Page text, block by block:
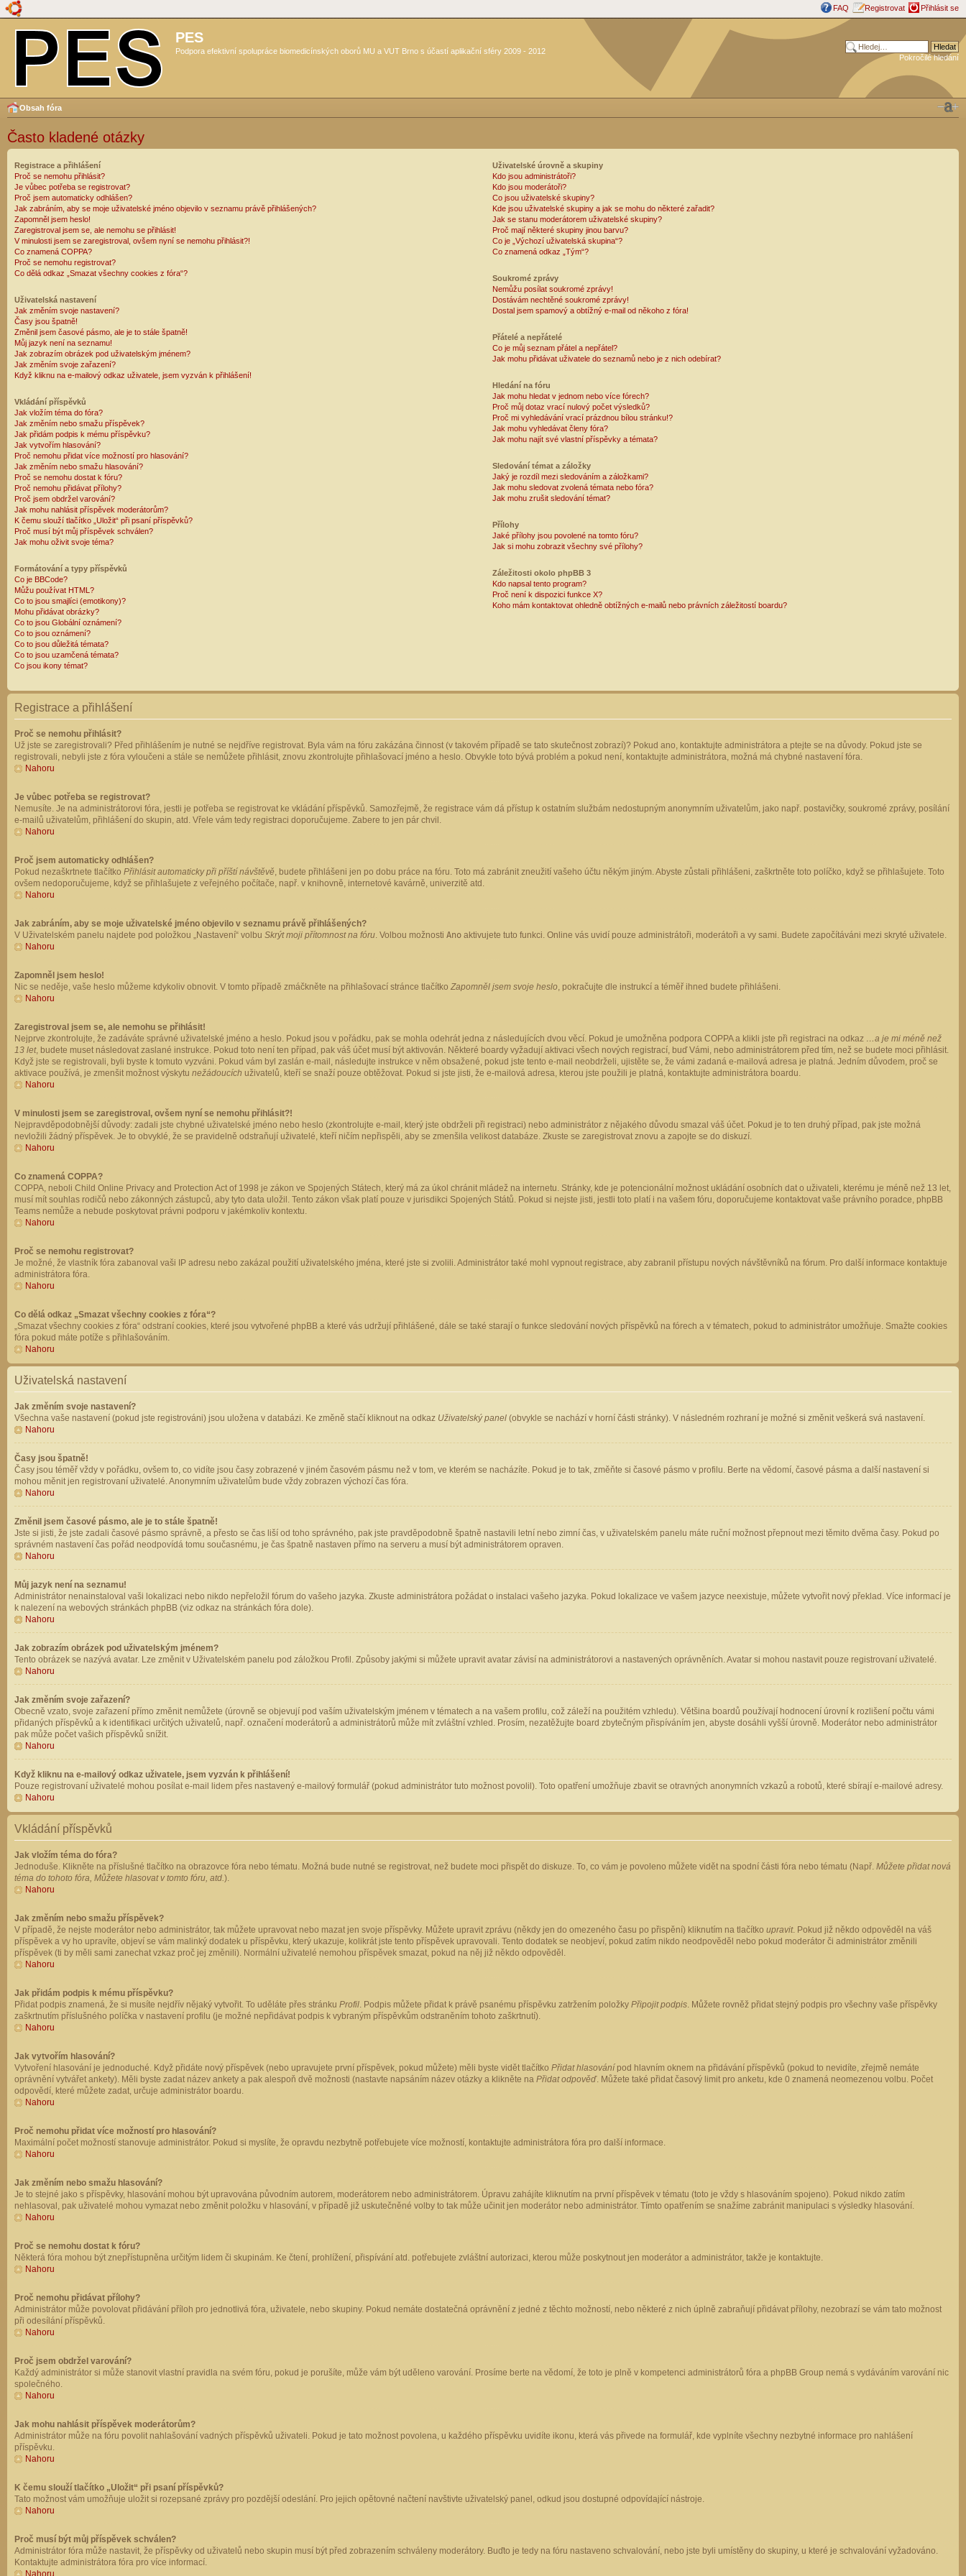
FAQ Registrovat Přihlásit se
PES
Podpora efektivní spolupráce biomedicínských oborů MU a VUT Brno s účastí aplikační sféry 2009 - 2012
Pokročilé hledání
Obsah fóra
Často kladené otázky
Registrace a přihlášení
Proč se nemohu přihlásit?
Je vůbec potřeba se registrovat?
Proč jsem automaticky odhlášen?
Jak zabráním, aby se moje uživatelské jméno objevilo v seznamu právě přihlášených?
Zapomněl jsem heslo!
Zaregistroval jsem se, ale nemohu se přihlásit!
V minulosti jsem se zaregistroval, ovšem nyní se nemohu přihlásit?!
Co znamená COPPA?
Proč se nemohu registrovat?
Co dělá odkaz „Smazat všechny cookies z fóra“?
Uživatelská nastavení
Jak změním svoje nastavení?
Časy jsou špatně!
Změnil jsem časové pásmo, ale je to stále špatně!
Můj jazyk není na seznamu!
Jak zobrazím obrázek pod uživatelským jménem?
Jak změním svoje zařazení?
Když kliknu na e-mailový odkaz uživatele, jsem vyzván k přihlášení!
Vkládání příspěvků
Jak vložím téma do fóra?
Jak změním nebo smažu příspěvek?
Jak přidám podpis k mému příspěvku?
Jak vytvořím hlasování?
Proč nemohu přidat více možností pro hlasování?
Jak změním nebo smažu hlasování?
Proč se nemohu dostat k fóru?
Proč nemohu přidávat přílohy?
Proč jsem obdržel varování?
Jak mohu nahlásit příspěvek moderátorům?
K čemu slouží tlačítko „Uložit“ při psaní příspěvků?
Proč musí být můj příspěvek schválen?
Jak mohu oživit svoje téma?
Formátování a typy příspěvků
Co je BBCode?
Můžu používat HTML?
Co to jsou smajlíci (emotikony)?
Mohu přidávat obrázky?
Co to jsou Globální oznámení?
Co to jsou oznámení?
Co to jsou důležitá témata?
Co to jsou uzamčená témata?
Co jsou ikony témat?
Uživatelské úrovně a skupiny
Kdo jsou administrátoři?
Kdo jsou moderátoři?
Co jsou uživatelské skupiny?
Kde jsou uživatelské skupiny a jak se mohu do některé zařadit?
Jak se stanu moderátorem uživatelské skupiny?
Proč mají některé skupiny jinou barvu?
Co je „Výchozí uživatelská skupina“?
Co znamená odkaz „Tým“?
Soukromé zprávy
Nemůžu posílat soukromé zprávy!
Dostávám nechtěné soukromé zprávy!
Dostal jsem spamový a obtížný e-mail od někoho z fóra!
Přátelé a nepřátelé
Co je můj seznam přátel a nepřátel?
Jak mohu přidávat uživatele do seznamů nebo je z nich odebírat?
Hledání na fóru
Jak mohu hledat v jednom nebo více fórech?
Proč můj dotaz vrací nulový počet výsledků?
Proč mi vyhledávání vrací prázdnou bílou stránku!?
Jak mohu vyhledávat členy fóra?
Jak mohu najít své vlastní příspěvky a témata?
Sledování témat a záložky
Jaký je rozdíl mezi sledováním a záložkami?
Jak mohu sledovat zvolená témata nebo fóra?
Jak mohu zrušit sledování témat?
Přílohy
Jaké přílohy jsou povolené na tomto fóru?
Jak si mohu zobrazit všechny své přílohy?
Záležitosti okolo phpBB 3
Kdo napsal tento program?
Proč není k dispozici funkce X?
Koho mám kontaktovat ohledně obtížných e-mailů nebo právních záležitostí boardu?
Registrace a přihlášení
Proč se nemohu přihlásit?
Už jste se zaregistrovali? Před přihlášením je nutné se nejdříve registrovat. Byla vám na fóru zakázána činnost (v takovém případě se tato skutečnost zobrazí)? Pokud ano, kontaktujte administrátora a ptejte se na důvody. Pokud jste se
registrovali, nebyli jste z fóra vyloučeni a stále se nemůžete přihlásit, znovu zkontrolujte přihlašovací jméno a heslo. Obvykle toto bývá problém a pokud není, kontaktujte administrátora, možná má chybné nastavení fóra.
Nahoru
Je vůbec potřeba se registrovat?
Nemusíte. Je na administrátorovi fóra, jestli je potřeba se registrovat ke vkládání příspěvků. Samozřejmě, že registrace vám dá přístup k ostatním službám nedostupným anonymním uživatelům, jako např. postavičky, soukromé zprávy, posílání
e-mailů uživatelům, přihlášení do skupin, atd. Vřele vám tedy registraci doporučujeme. Zabere to jen pár chvil.
Nahoru
Proč jsem automaticky odhlášen?
Pokud nezaškrtnete tlačítko Přihlásit automaticky při příští návštěvě, budete přihlášeni jen po dobu práce na fóru. Toto má zabránit zneužití vašeho účtu někým jiným. Abyste zůstali přihlášeni, zaškrtněte toto políčko, když se přihlašujete. Toto
ovšem nedoporučujeme, když se přihlašujete z veřejného počítače, např. v knihovně, internetové kavárně, univerzitě atd.
Nahoru
Jak zabráním, aby se moje uživatelské jméno objevilo v seznamu právě přihlášených?
V Uživatelském panelu najdete pod položkou „Nastavení“ volbu Skrýt moji přítomnost na fóru. Volbou možnosti Ano aktivujete tuto funkci. Online vás uvidí pouze administrátoři, moderátoři a vy sami. Budete započítáváni mezi skryté uživatele.
Nahoru
Zapomněl jsem heslo!
Nic se neděje, vaše heslo můžeme kdykoliv obnovit. V tomto případě zmáčkněte na přihlašovací stránce tlačítko Zapomněl jsem svoje heslo, pokračujte dle instrukcí a téměř ihned budete přihlášeni.
Nahoru
Zaregistroval jsem se, ale nemohu se přihlásit!
Nejprve zkontrolujte, že zadáváte správné uživatelské jméno a heslo. Pokud jsou v pořádku, pak se mohla odehrát jedna z následujících dvou věcí. Pokud je umožněna podpora COPPA a klikli jste při registraci na odkaz …a je mi méně než
13 let, budete muset následovat zaslané instrukce. Pokud toto není ten případ, pak váš účet musí být aktivován. Některé boardy vyžadují aktivaci všech nových registrací, buď Vámi, nebo administrátorem před tím, než se budete moci přihlásit.
Když jste se registrovali, byli byste k tomuto vyzváni. Pokud vám byl zaslán e-mail, následujte instrukce v něm obsažené, pokud jste tento e-mail neobdrželi, ujistěte se, že vámi zadaná e-mailová adresa je platná. Jedním důvodem, proč se
aktivace používá, je zmenšit možnost výskytu nežádoucích uživatelů, kteří se snaží pouze obtěžovat. Pokud si jste jisti, že e-mailová adresa, kterou jste použili je platná, kontaktujte administrátora boardu.
Nahoru
V minulosti jsem se zaregistroval, ovšem nyní se nemohu přihlásit?!
Nejpravděpodobnější důvody: zadali jste chybné uživatelské jméno nebo heslo (zkontrolujte e-mail, který jste obdrželi při registraci) nebo administrátor z nějakého důvodu smazal váš účet. Pokud je to ten druhý případ, pak jste možná
nevložili žádný příspěvek. Je to obvyklé, že se pravidelně odstraňují uživatelé, kteří ničím nepřispěli, aby se zmenšila velikost databáze. Zkuste se zaregistrovat znovu a zapojte se do diskuzí.
Nahoru
Co znamená COPPA?
COPPA, neboli Child Online Privacy and Protection Act of 1998 je zákon ve Spojených Státech, který má za úkol chránit mládež na internetu. Stránky, kde je potencionální možnost ukládání osobních dat o uživateli, kterému je méně než 13 let,
musí mít souhlas rodičů nebo zákonných zástupců, aby tyto data uložil. Tento zákon však platí pouze v jurisdikci Spojených Států. Pokud si nejste jisti, jestli toto platí i na vašem fóru, doporučujeme kontaktovat vaše právního poradce, phpBB
Teams nemůže a nebude poskytovat právni podporu v jakémkoliv kontextu.
Nahoru
Proč se nemohu registrovat?
Je možné, že vlastník fóra zabanoval vaši IP adresu nebo zakázal použití uživatelského jména, které jste si zvolili. Administrátor také mohl vypnout registrace, aby zabranil přístupu nových návštěvníků na fórum. Pro další informace kontaktuje
administrátora fóra.
Nahoru
Co dělá odkaz „Smazat všechny cookies z fóra“?
„Smazat všechny cookies z fóra“ odstraní cookies, které jsou vytvořené phpBB a které vás udržují přihlášené, dále se také starají o funkce sledování nových příspěvků na fórech a v tématech, pokud to administrátor umožňuje. Smažte cookies
fóra pokud máte potíže s přihlašováním.
Nahoru
Uživatelská nastavení
Jak změním svoje nastavení?
Všechna vaše nastavení (pokud jste registrováni) jsou uložena v databázi. Ke změně stačí kliknout na odkaz Uživatelský panel (obvykle se nachází v horní části stránky). V následném rozhraní je možné si změnit veškerá svá nastavení.
Nahoru
Časy jsou špatně!
Časy jsou téměř vždy v pořádku, ovšem to, co vidíte jsou časy zobrazené v jiném časovém pásmu než v tom, ve kterém se nacházíte. Pokud je to tak, změňte si časové pásmo v profilu. Berte na vědomí, časové pásma a další nastavení si
mohou měnit jen registrovaní uživatelé. Anonymním uživatelům bude vždy zobrazen výchozí čas fóra.
Nahoru
Změnil jsem časové pásmo, ale je to stále špatně!
Jste si jisti, že jste zadali časové pásmo správně, a přesto se čas liší od toho správného, pak jste pravděpodobně špatně nastavili letní nebo zimní čas, v uživatelském panelu máte ruční možnost přepnout mezi těmito dvěma časy. Pokud po
správném nastavení čas pořád neodpovídá tomu současnému, je čas špatně nastaven přímo na serveru a musí být administrátorem opraven.
Nahoru
Můj jazyk není na seznamu!
Administrátor nenainstaloval vaši lokalizaci nebo nikdo nepřeložil fórum do vašeho jazyka. Zkuste administrátora požádat o instalaci vašeho jazyka. Pokud lokalizace ve vašem jazyce neexistuje, můžete vytvořit nový překlad. Více informací je
k nalezení na webových stránkách phpBB (viz odkaz na stránkách fóra dole).
Nahoru
Jak zobrazím obrázek pod uživatelským jménem?
Tento obrázek se nazývá avatar. Lze změnit v Uživatelském panelu pod záložkou Profil. Způsoby jakými si můžete upravit avatar závisí na administrátorovi a nastavených oprávněních. Avatar si mohou nastavit pouze registrovaní uživatelé.
Nahoru
Jak změním svoje zařazení?
Obecně vzato, svoje zařazení přímo změnit nemůžete (úrovně se objevují pod vaším uživatelským jménem v tématech a na vašem profilu, což záleží na použitém vzhledu). Většina boardů používají hodnocení úrovní k rozlišení počtu vámi
přidaných příspěvků a k identifikaci určitých uživatelů, např. označení moderátorů a administrátorů může mít zvláštní vzhled. Prosím, nezatěžujte board zbytečným přispíváním jen, abyste dosáhli vyšší úrovně. Moderátor nebo administrátor
pak může počet vašich příspěvků snížit.
Nahoru
Když kliknu na e-mailový odkaz uživatele, jsem vyzván k přihlášení!
Pouze registrovaní uživatelé mohou posílat e-mail lidem přes nastavený e-mailový formulář (pokud administrátor tuto možnost povolil). Toto opatření umožňuje zbavit se otravných anonymních vzkazů a robotů, které sbírají e-mailové adresy.
Nahoru
Vkládání příspěvků
Jak vložím téma do fóra?
Jednoduše. Klikněte na příslušné tlačítko na obrazovce fóra nebo tématu. Možná bude nutné se registrovat, než budete moci přispět do diskuze. To, co vám je povoleno můžete vidět na spodní části fóra nebo tématu (Např. Můžete přidat nová
téma do tohoto fóra, Můžete hlasovat v tomto fóru, atd.).
Nahoru
Jak změním nebo smažu příspěvek?
V případě, že nejste moderátor nebo administrátor, tak můžete upravovat nebo mazat jen svoje příspěvky. Můžete upravit zprávu (někdy jen do omezeného času po přispění) kliknutím na tlačítko upravit. Pokud již někdo odpověděl na váš
příspěvek a vy ho upravíte, objeví se vám malinký dodatek u příspěvku, který ukazuje, kolikrát jste tento příspěvek upravovali. Tento dodatek se neobjeví, pokud zatím nikdo neodpověděl nebo pokud moderátor či administrátor změnili
příspěvek (ti by měli sami zanechat vzkaz proč jej změnili). Normální uživatelé nemohou příspěvek smazat, pokud na něj již někdo odpověděl.
Nahoru
Jak přidám podpis k mému příspěvku?
Přidat podpis znamená, že si musíte nejdřív nějaký vytvořit. To uděláte přes stránku Profil. Podpis můžete přidat k právě psanému příspěvku zatržením položky Připojit podpis. Můžete rovněž přidat stejný podpis pro všechny vaše příspěvky
zaškrtnutím příslušného políčka v nastavení profilu (je možné nepřidávat podpis k vybraným příspěvkům odstraněním tohoto zaškrtnutí).
Nahoru
Jak vytvořím hlasování?
Vytvoření hlasování je jednoduché. Když přidáte nový příspěvek (nebo upravujete první příspěvek, pokud můžete) měli byste vidět tlačítko Přidat hlasování pod hlavním oknem na přidávání příspěvků (pokud to nevidíte, zřejmě nemáte
oprávnění vytvářet ankety). Měli byste zadat název ankety a pak alespoň dvě možnosti (nastavte napsáním název otázky a klikněte na Přidat odpověď. Můžete také přidat časový limit pro anketu, kde 0 znamená neomezenou volbu. Počet
odpovědí, které můžete zadat, určuje administrátor boardu.
Nahoru
Proč nemohu přidat více možností pro hlasování?
Maximální počet možností stanovuje administrátor. Pokud si myslíte, že opravdu nezbytně potřebujete více možností, kontaktujte administrátora fóra pro další informace.
Nahoru
Jak změním nebo smažu hlasování?
Je to stejné jako s příspěvky, hlasování mohou být upravována původním autorem, moderátorem nebo administrátorem. Úpravu zahájíte kliknutím na první příspěvek v tématu (toto je vždy s hlasováním spojeno). Pokud nikdo zatím
nehlasoval, pak uživatelé mohou vymazat nebo změnit položku v hlasování, v případě již uskutečněné volby to tak může učinit jen moderátor nebo administrátor. Tímto opatřením se snažíme zabránit manipulaci s výsledky hlasování.
Nahoru
Proč se nemohu dostat k fóru?
Některá fóra mohou být znepřístupněna určitým lidem či skupinám. Ke čtení, prohlížení, přispívání atd. potřebujete zvláštní autorizaci, kterou může poskytnout jen moderátor a administrátor, takže je kontaktujte.
Nahoru
Proč nemohu přidávat přílohy?
Administrátor může povolovat přidávání příloh pro jednotlivá fóra, uživatele, nebo skupiny. Pokud nemáte dostatečná oprávnění z jedné z těchto možností, nebo některé z nich úplně zabraňují přidávat přílohy, nezobrazí se vám tato možnost
při odesílání příspěvků.
Nahoru
Proč jsem obdržel varování?
Každý administrátor si může stanovit vlastní pravidla na svém fóru, pokud je porušíte, může vám být uděleno varování. Prosíme berte na vědomí, že toto je plně v kompetenci administrátorů fóra a phpBB Group nemá s vydáváním varování nic
společného.
Nahoru
Jak mohu nahlásit příspěvek moderátorům?
Administrátor může na fóru povolit nahlašování vadných příspěvků uživateli. Pokud je tato možnost povolena, u každého příspěvku uvidíte ikonu, která vás přivede na formulář, kde vyplníte všechny nezbytné informace pro nahlášení
příspěvku.
Nahoru
K čemu slouží tlačítko „Uložit“ při psaní příspěvků?
Tato možnost vám umožňuje uložit si rozepsané zprávy pro pozdější odeslání. Pro jejich opětovné načtení navštivte uživatelský panel, odkud jsou dostupné odpovídající nástroje.
Nahoru
Proč musí být můj příspěvek schválen?
Administrátor fóra může nastavit, že příspěvky od uživatelů nebo skupin musí být před zobrazením schváleny moderátory. Buďto je tedy na fóru nastaveno schvalování, nebo jste byli umístěny do skupiny, u které je schvalování vyžadováno.
Kontaktujte administrátora fóra pro více informací.
Nahoru